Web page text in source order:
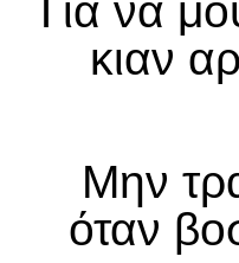
Για να
κιαν
Μην
όταν